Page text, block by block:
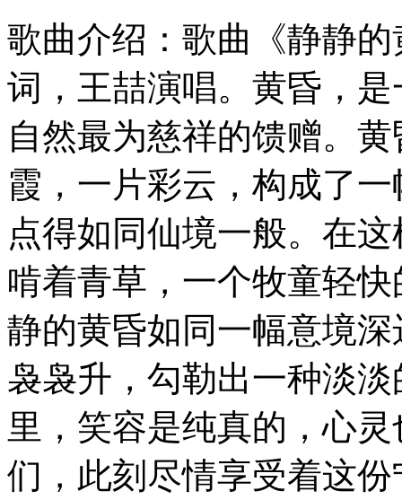
歌曲介绍：歌曲《静静
词，王喆演唱。黄昏，
自然最为慈祥的馈赠。
霞，一片彩云，构成了
点得如同仙境一般。在
啃着青草，一个牧童轻
静的黄昏如同一幅意境
袅袅升，勾勒出一种淡
里，笑容是纯真的，心
们，此刻尽情享受着这